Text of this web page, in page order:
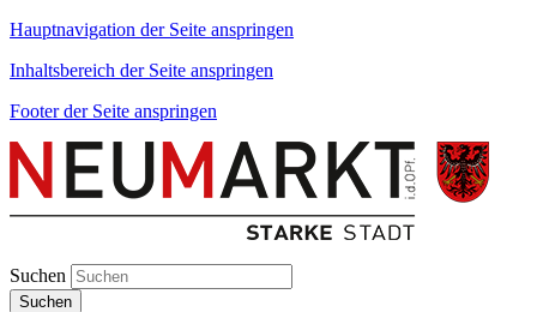
Hauptnavigation der Seite anspringen
Inhaltsbereich der Seite anspringen
Footer der Seite anspringen
Suchen
Suchen